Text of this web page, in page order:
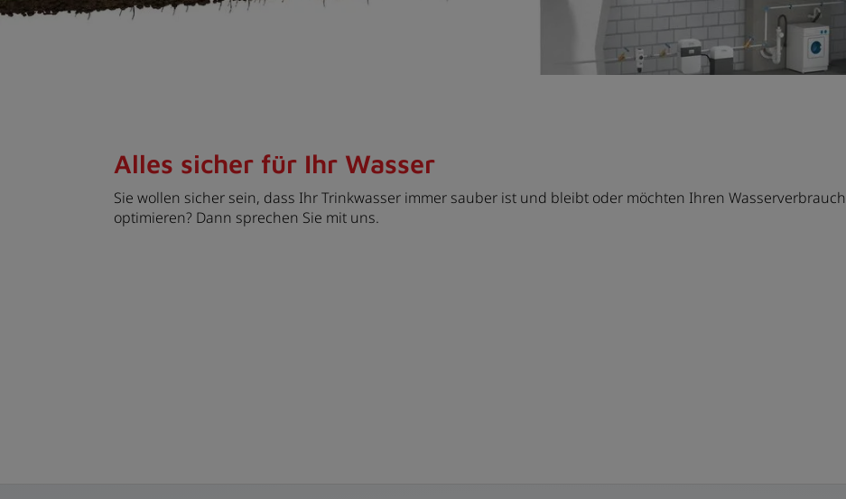
Alles sicher für Ihr Wasser
Sie wollen sicher sein, dass Ihr Trinkwasser immer sauber ist und bleibt oder möchten Ihren Wasserverbrauch
optimieren? Dann sprechen Sie mit uns.
öffnen und schließen